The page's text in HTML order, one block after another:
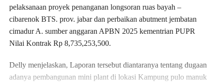
pelaksanaan proyek penanganan longsoran ruas bayah –
cibarenok BTS. prov. jabar dan perbaikan abutment jembatan
cimadur A. sumber anggaran APBN 2025 kementrian PUPR
Nilai Kontrak Rp 8,735,253,500.
Delly menjelaskan, Laporan tersebut diantaranya tentang dugaan
adanya pembangunan mini plant di lokasi Kampung pulo manuk